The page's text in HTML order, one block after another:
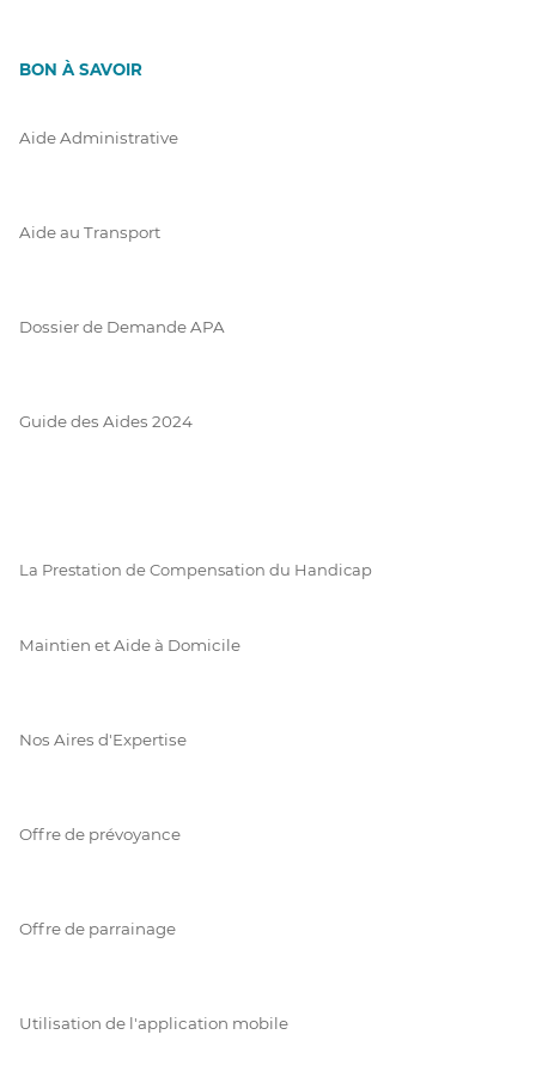
BON À SAVOIR
Aide Administrative
Aide au Transport
Dossier de Demande APA
Guide des Aides 2024
La Prestation de Compensation du Handicap
Maintien et Aide à Domicile
Nos Aires d'Expertise
Offre de prévoyance
Offre de parrainage
Utilisation de l'application mobile